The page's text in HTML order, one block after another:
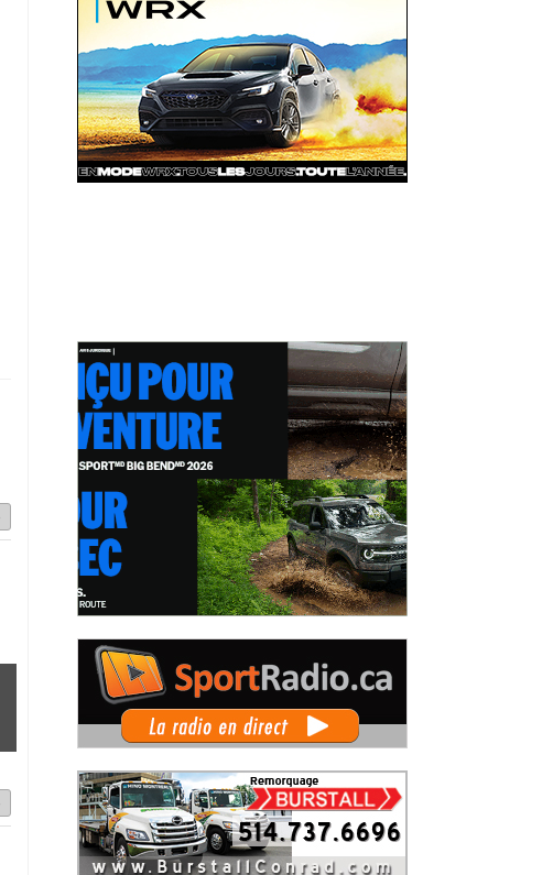
Coupe Radical Canada au GP3R : 21
inscrits, dont 12 Québécois... et un
premier gain d'Antoine Sénéchal
dans la série ?
Jeudi 6 août 2026
Un 36ème Grand Prix de Trois-
Rivières pour Didier Schraenen...
une première en Challenge Canada
Mercredi 5 août 2026